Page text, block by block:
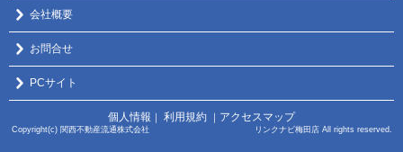
会社概要
お問合せ
PCサイト
個人情報 ｜ 利用規約 ｜ アクセスマップ
Copyright(c) 関西不動産流通株式会社 リンクナビ梅田店 All rights reserved.